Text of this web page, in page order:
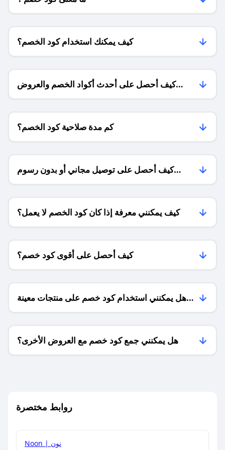
كيف يمكنك استخدام كود الخصم؟
كيف أحصل على أحدث أكواد الخصم والعروض
للمتاجر؟
كم مدة صلاحية كود الخصم؟
كيف أحصل على توصيل مجاني أو بدون رسوم
الشحن ؟
كيف يمكنني معرفة إذا كان كود الخصم لا يعمل؟
كيف أحصل على أقوى كود خصم؟
هل يمكنني استخدام كود خصم على منتجات معينة
فقط؟
هل يمكنني جمع كود خصم مع العروض الأخرى؟
روابط مختصرة
Noon | نون